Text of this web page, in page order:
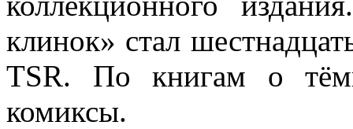
клинок» стал
TSR. По книгам о
комиксы.